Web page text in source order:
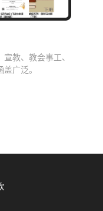
教、教会事工、
广泛。